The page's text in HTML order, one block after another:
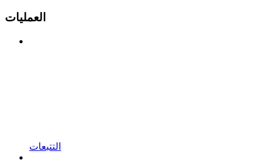
العمليات
التتبعات